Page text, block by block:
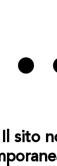
Il sito